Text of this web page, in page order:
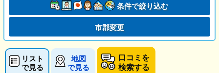
条件で絞り込む
市郡変更
リスト
で見る
地図
で見る
口コミを
検索する